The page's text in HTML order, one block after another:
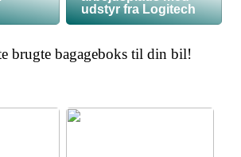
udstyr fra Logitech
brugte bagageboks til din bil!